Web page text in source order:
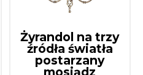
Żyrandol na trzy
źródła światła
postarzany
mosiądz